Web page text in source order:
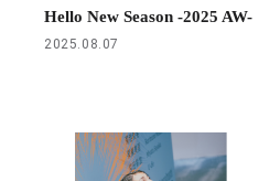
Hello New Season -2025 AW-
2025.08.07